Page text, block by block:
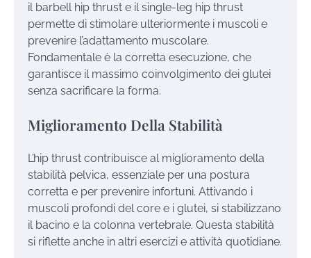
il barbell hip thrust e il single-leg hip thrust
permette di stimolare ulteriormente i muscoli e
prevenire l’adattamento muscolare.
Fondamentale è la corretta esecuzione, che
garantisce il massimo coinvolgimento dei glutei
senza sacrificare la forma.
Miglioramento Della Stabilità
L’hip thrust contribuisce al miglioramento della
stabilità pelvica, essenziale per una postura
corretta e per prevenire infortuni. Attivando i
muscoli profondi del core e i glutei, si stabilizzano
il bacino e la colonna vertebrale. Questa stabilità
si riflette anche in altri esercizi e attività quotidiane.